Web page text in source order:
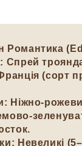
Романтика
Спрей
(сорт
Ніжно-
Невеликі